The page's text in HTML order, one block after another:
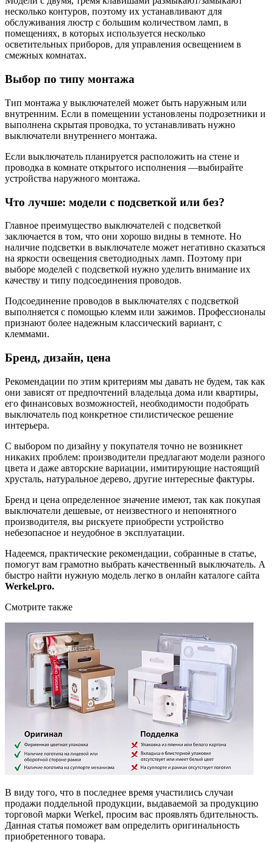
несколько контуров, поэтому их устанавливают для
обслуживания люстр с большим количеством ламп, в
помещениях, в которых используется несколько
осветительных приборов, для управления освещением в
смежных комнатах.
Выбор по типу монтажа
Тип монтажа у выключателей может быть наружным или
внутренним. Если в помещении установлены подрозетники и
выполнена скрытая проводка, то устанавливать нужно
выключатели внутреннего монтажа.
Если выключатель планируется расположить на стене и
проводка в комнате открытого исполнения —выбирайте
устройства наружного монтажа.
Что лучше: модели с подсветкой или без?
Главное преимущество выключателей с подсветкой
заключается в том, что они хорошо видны в темноте. Но
наличие подсветки в выключателе может негативно сказаться
на яркости освещения светодиодных ламп. Поэтому при
выборе моделей с подсветкой нужно уделить внимание их
качеству и типу подсоединения проводов.
Подсоединение проводов в выключателях с подсветкой
выполняется с помощью клемм или зажимов. Профессионалы
признают более надежным классический вариант, с
клеммами.
Бренд, дизайн, цена
Рекомендации по этим критериям мы давать не будем, так как
они зависят от предпочтений владельца дома или квартиры,
его финансовых возможностей, необходимости подобрать
выключатель под конкретное стилистическое решение
интерьера.
С выбором по дизайну у покупателя точно не возникнет
никаких проблем: производители предлагают модели разного
цвета и даже авторские вариации, имитирующие настоящий
хрусталь, натуральное дерево, другие интересные фактуры.
Бренд и цена определенное значение имеют, так как покупая
выключатели дешевые, от неизвестного и непонятного
производителя, вы рискуете приобрести устройство
небезопасное и неудобное в эксплуатации.
Надеемся, практические рекомендации, собранные в статье,
помогут вам грамотно выбрать качественный выключатель. А
быстро найти нужную модель легко в онлайн каталоге сайта
Werkel.pro.
Смотрите также
В виду того, что в последнее время участились случаи
продажи поддельной продукции, выдаваемой за продукцию
торговой марки Werkel, просим вас проявлять бдительность.
Данная статья поможет вам определить оригинальность
приобретенного товара.